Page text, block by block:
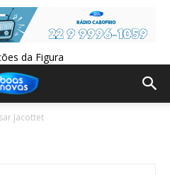
da Figura
Jacottet